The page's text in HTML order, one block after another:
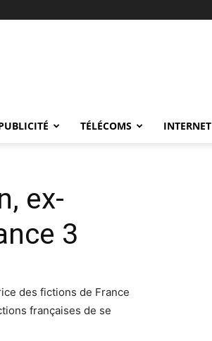
TÉLÉCOMS INTERNET
ex-
3
des fictions de France
françaises de se